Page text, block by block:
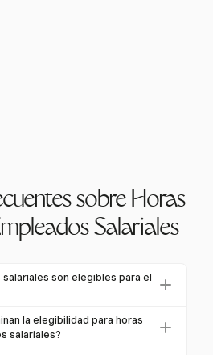
sobre Horas
Salariales
son elegibles para el
salariales son elegibles para
La elegibilidad depende de si
la elegibilidad para horas
salariales?